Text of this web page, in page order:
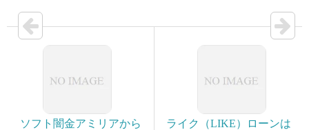
ソフト闇金アミリアから
ライク（LIKE）ローンは